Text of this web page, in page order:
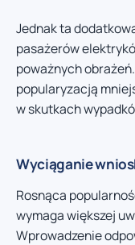
Jednak ta
pasażerów
poważnych
popularyzacją
w skutkach
Wyciąganie
Rosnąca
wymaga większej
Wprowadzenie